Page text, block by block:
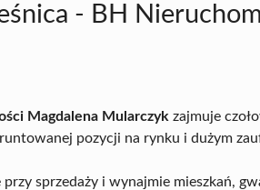
- BH
Magdalena Mularczyk zajmuje
pozycji na rynku i dużym
sprzedaży i wynajmie mieszkań,